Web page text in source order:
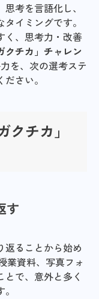
考を言語化し、
イミングです。
く、思考力・改善
クチカ」チャレン
を、次の選考ステ
さい。
チカ」
す
返ることから始め
業資料、写真フォ
で、意外と多く